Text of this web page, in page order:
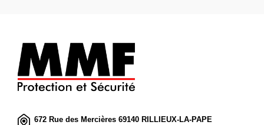
672 Rue des Mercières 69140 RILLIEUX-LA-PAPE